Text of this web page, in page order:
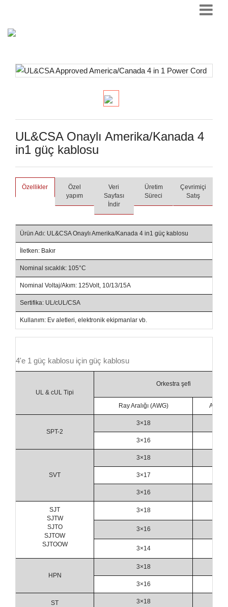
UL&CSA Onaylı Amerika/Kanada 4
in1 güç kablosu
Özellikler
Özel
yapım
Veri
Sayfası
İndir
Üretim
Süreci
Çevrimiçi
Satış
Ürün Adı: UL&CSA Onaylı Amerika/Kanada 4 in1 güç kablosu
İletken: Bakır
Nominal sıcaklık: 105°C
Nominal Voltaj/Akım: 125Volt, 10/13/15A
Sertifika: UL/cUL/CSA
Kullanım: Ev aletleri, elektronik ekipmanlar vb.
4'e 1 güç kablosu için güç kablosu
UL & cUL Tipi
Orkestra şefi
Ray Aralığı (AWG)
SPT-2
3×18
3×16
SVT
3×18
3×17
3×16
SJT
SJTW
SJTO
SJTOW
SJTOOW
3×18
3×16
3×14
HPN
3×18
3×16
ST
3×18